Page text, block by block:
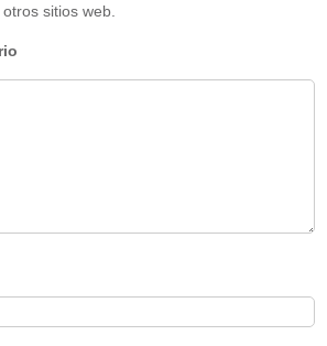
sitios web.